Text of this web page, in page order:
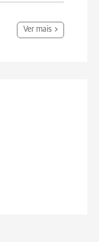
Ver mais